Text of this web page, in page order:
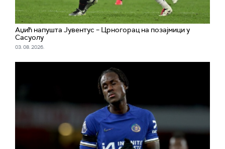
Аџић напушта Јувентус – Црногорац на позајмици у
Сасуолу
03. 08. 2026.